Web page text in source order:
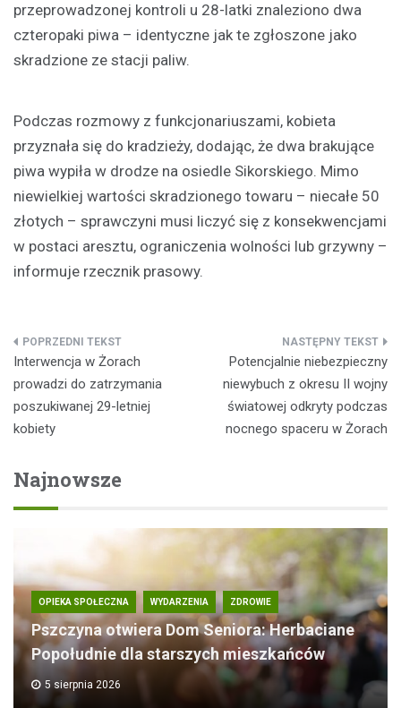
przeprowadzonej kontroli u 28-latki znaleziono dwa
czteropaki piwa – identyczne jak te zgłoszone jako
skradzione ze stacji paliw.
Podczas rozmowy z funkcjonariuszami, kobieta
przyznała się do kradzieży, dodając, że dwa brakujące
piwa wypiła w drodze na osiedle Sikorskiego. Mimo
niewielkiej wartości skradzionego towaru – niecałe 50
złotych – sprawczyni musi liczyć się z konsekwencjami
w postaci aresztu, ograniczenia wolności lub grzywny –
informuje rzecznik prasowy.
Nawigacja
wpisu
Interwencja w Żorach
prowadzi do zatrzymania
poszukiwanej 29-letniej
kobiety
Potencjalnie niebezpieczny
niewybuch z okresu II wojny
światowej odkryty podczas
nocnego spaceru w Żorach
Najnowsze
OPIEKA SPOŁECZNA WYDARZENIA ZDROWIE
Pszczyna otwiera Dom Seniora: Herbaciane
Popołudnie dla starszych mieszkańców
5 sierpnia 2026